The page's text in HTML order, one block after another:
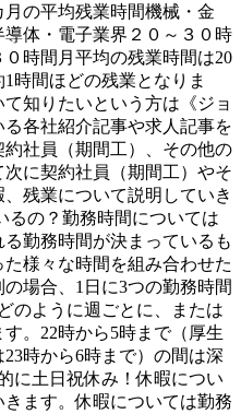
の平均残業時間機械・金
体・電子業界２０～３０時
時間月平均の残業時間は20
時間ほどの残業となりま
知りたいという方は《ジョ
各社紹介記事や求人記事を
社員（期間工）、その他の
に契約社員（期間工）やそ
残業について説明していき
るの？勤務時間については
勤務時間が決まっているも
様々な時間を組み合わせた
場合、1日に3つの勤務時間
のように週ごとに、または
。22時から5時まで（厚生
時から6時まで）の間は深
に土日祝休み！休暇につい
ます。休暇については勤務